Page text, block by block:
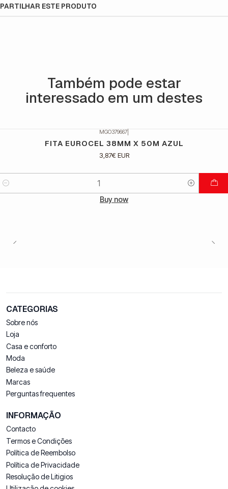
PARTILHAR ESTE PRODUTO
Também pode estar
interessado em um destes
MGO379667
FITA EUROCEL 38MM X 50M AZUL
3,87€ EUR
Buy now
CATEGORIAS
Sobre nós
Loja
Casa e conforto
Moda
Beleza e saúde
Marcas
Perguntas frequentes
INFORMAÇÃO
Contacto
Termos e Condições
Política de Reembolso
Política de Privacidade
Resolução de Litigios